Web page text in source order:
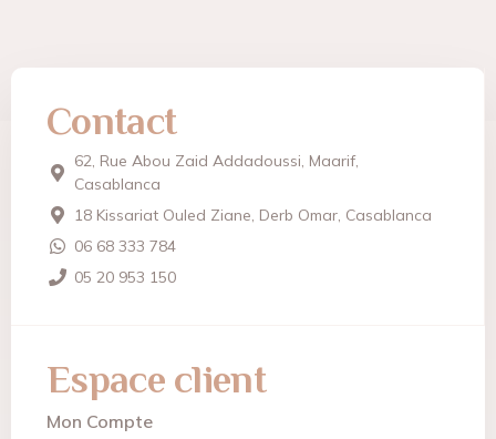
Contact
62, Rue Abou Zaid Addadoussi, Maarif,
Casablanca
18 Kissariat Ouled Ziane, Derb Omar, Casablanca
06 68 333 784
05 20 953 150
Espace client
Mon Compte